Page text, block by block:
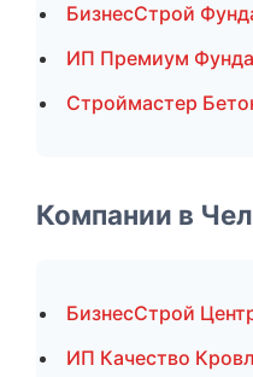
БизнесСтрой
ИП Премиум
Строймастер
Компании в
БизнесСтрой
ИП Качество